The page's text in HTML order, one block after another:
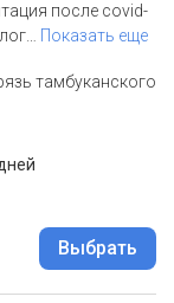
после covid-
… Показать еще
тамбуканского
Выбрать